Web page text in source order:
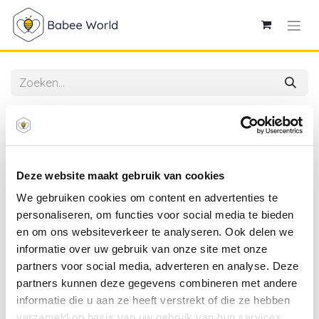
Deze website maakt gebruik van cookies
We gebruiken cookies om content en advertenties te
personaliseren, om functies voor social media te bieden
en om ons websiteverkeer te analyseren. Ook delen we
informatie over uw gebruik van onze site met onze
partners voor social media, adverteren en analyse. Deze
partners kunnen deze gegevens combineren met andere
informatie die u aan ze heeft verstrekt of die ze hebben
Ambiente | Servetten X-Mas Stockings White 3-laags
33x33cm 20-pack